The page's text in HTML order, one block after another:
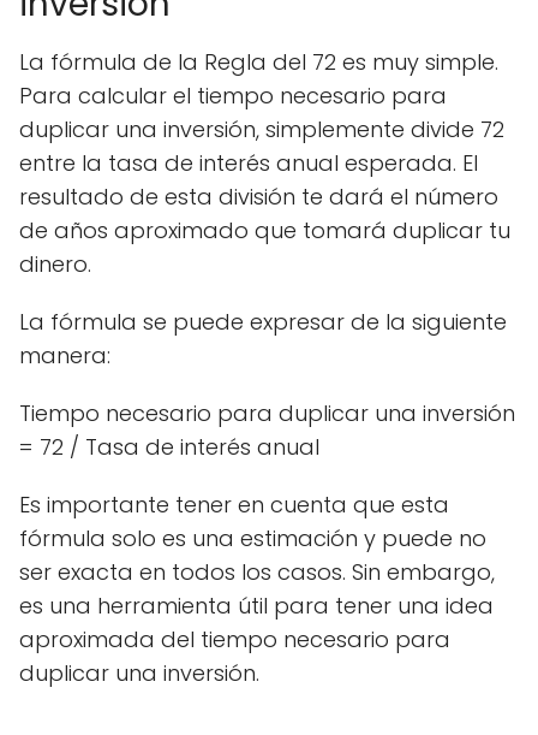
La fórmula de la Regla del 72 es muy simple.
Para calcular el tiempo necesario para
duplicar una inversión, simplemente divide 72
entre la tasa de interés anual esperada. El
resultado de esta división te dará el número
de años aproximado que tomará duplicar tu
dinero.
La fórmula se puede expresar de la siguiente
manera:
Tiempo necesario para duplicar una inversión
= 72 / Tasa de interés anual
Es importante tener en cuenta que esta
fórmula solo es una estimación y puede no
ser exacta en todos los casos. Sin embargo,
es una herramienta útil para tener una idea
aproximada del tiempo necesario para
duplicar una inversión.